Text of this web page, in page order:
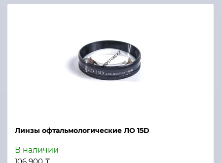
Линзы офтальмологические ЛО 15D
В наличии